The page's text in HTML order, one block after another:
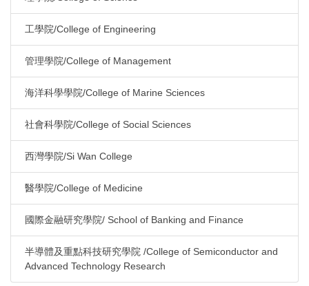
工學院/College of Engineering
管理學院/College of Management
海洋科學學院/College of Marine Sciences
社會科學院/College of Social Sciences
西灣學院/Si Wan College
醫學院/College of Medicine
國際金融研究學院/ School of Banking and Finance
半導體及重點科技研究學院 /College of Semiconductor and
Advanced Technology Research